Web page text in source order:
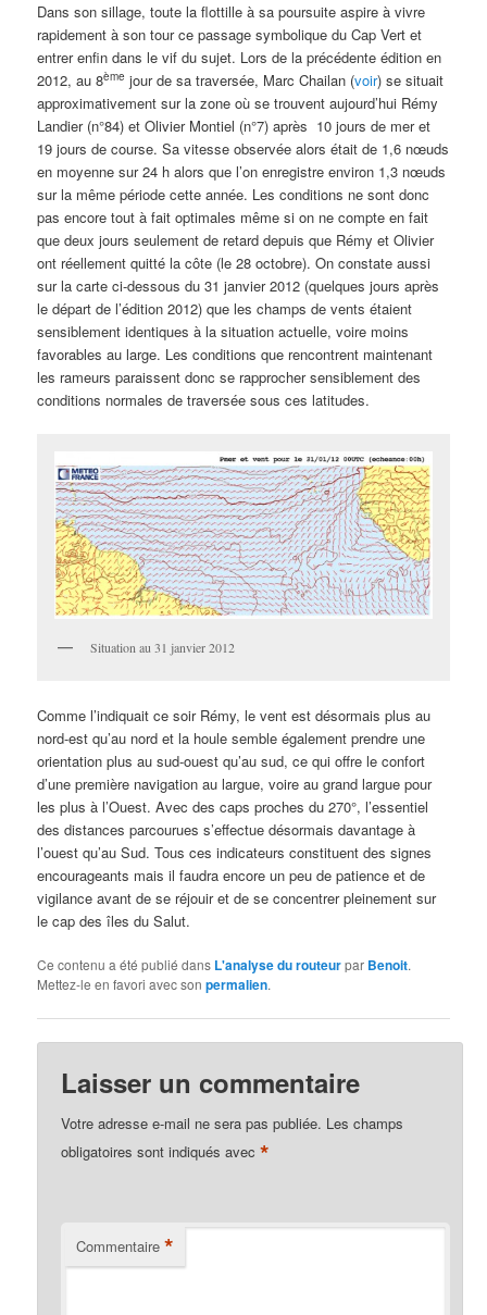
Dans son sillage, toute la flottille à sa poursuite aspire à vivre
rapidement à son tour ce passage symbolique du Cap Vert et
entrer enfin dans le vif du sujet. Lors de la précédente édition en
2012, au 8ème jour de sa traversée, Marc Chailan (voir) se situait
approximativement sur la zone où se trouvent aujourd’hui Rémy
Landier (n°84) et Olivier Montiel (n°7) après 10 jours de mer et
19 jours de course. Sa vitesse observée alors était de 1,6 nœuds
en moyenne sur 24 h alors que l’on enregistre environ 1,3 nœuds
sur la même période cette année. Les conditions ne sont donc
pas encore tout à fait optimales même si on ne compte en fait
que deux jours seulement de retard depuis que Rémy et Olivier
ont réellement quitté la côte (le 28 octobre). On constate aussi
sur la carte ci-dessous du 31 janvier 2012 (quelques jours après
le départ de l’édition 2012) que les champs de vents étaient
sensiblement identiques à la situation actuelle, voire moins
favorables au large. Les conditions que rencontrent maintenant
les rameurs paraissent donc se rapprocher sensiblement des
conditions normales de traversée sous ces latitudes.
Situation au 31 janvier 2012
Comme l’indiquait ce soir Rémy, le vent est désormais plus au
nord-est qu’au nord et la houle semble également prendre une
orientation plus au sud-ouest qu’au sud, ce qui offre le confort
d’une première navigation au largue, voire au grand largue pour
les plus à l’Ouest. Avec des caps proches du 270°, l’essentiel
des distances parcourues s’effectue désormais davantage à
l’ouest qu’au Sud. Tous ces indicateurs constituent des signes
encourageants mais il faudra encore un peu de patience et de
vigilance avant de se réjouir et de se concentrer pleinement sur
le cap des îles du Salut.
Ce contenu a été publié dans L'analyse du routeurpar Benoit.
Mettez-le en favori avec sonpermalien.
Laisser un commentaire
Votre adresse e-mail ne sera pas publiée. Les champs
obligatoires sont indiqués avec*
Commentaire *